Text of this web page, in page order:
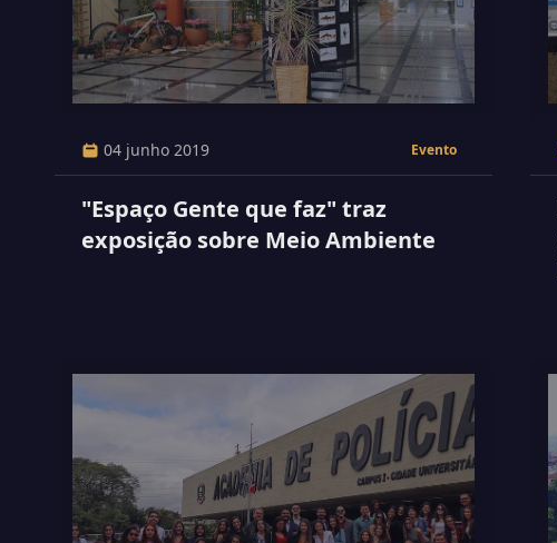
04 junho 2019 Evento
"Espaço Gente que faz" traz
exposição sobre Meio Ambiente